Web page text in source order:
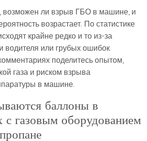
возможен ли взрыв ГБО в машине, и
возрастает. По статистике
крайне редко и то из-за
водителя или грубых ошибок
поделитесь опытом,
газа и риском взрыва
в машине.
баллоны в
с газовым оборудованием